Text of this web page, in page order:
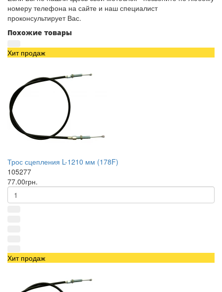
номеру телефона на сайте и наш специалист
проконсультирует Вас.
Похожие товары
Хит продаж
Трос сцепления L-1210 мм (178F)
105277
77.00грн.
Хит продаж